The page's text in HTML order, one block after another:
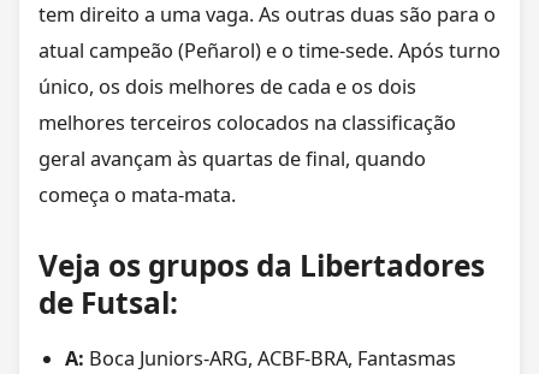
tem direito a uma vaga. As outras duas são para o
atual campeão (Peñarol) e o time-sede. Após turno
único, os dois melhores de cada e os dois
melhores terceiros colocados na classificação
geral avançam às quartas de final, quando
começa o mata-mata.
Veja os grupos da Libertadores
de Futsal:
A: Boca Juniors-ARG, ACBF-BRA, Fantasmas